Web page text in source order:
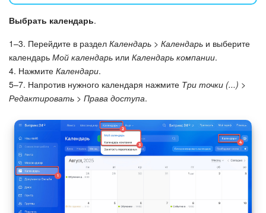
Выбрать календарь.
1–3. Перейдите в раздел Календарь > Календарь и выберите
календарь Мой календарь или Календарь компании.
4. Нажмите Календари.
5–7. Напротив нужного календаря нажмите Три точки (...) >
Редактировать > Права доступа.